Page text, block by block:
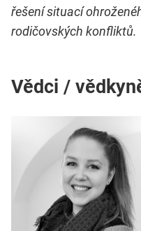
řešení situací
rodičovských konfliktů.
Vědci /